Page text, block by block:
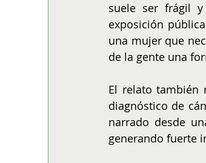
suele ser frágil
exposición
una mujer que
de la gente una
El relato también
diagnóstico de
narrado desde
generando fuerte